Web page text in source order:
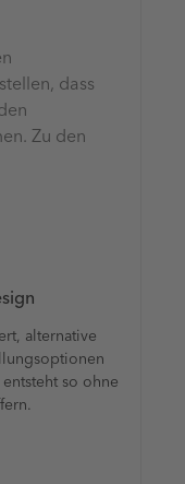
dass
Zu den
alternative
so ohne